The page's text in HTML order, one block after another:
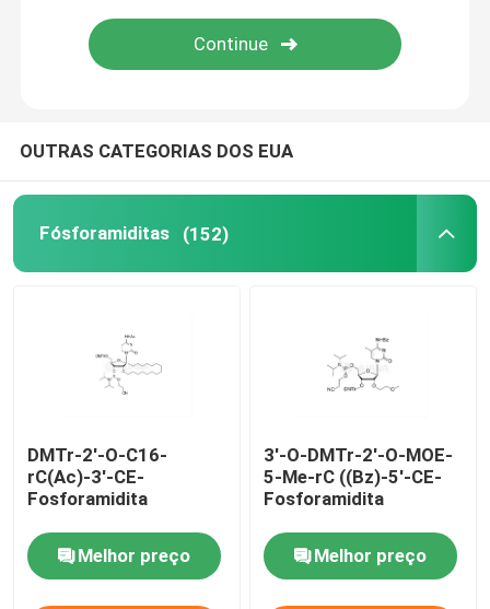
Sistema de entrega
OUTRAS CATEGORIAS DOS EUA
Fósforamiditas (152)
DMTr-2'-O-C16-
rC(Ac)-3'-CE-
Fosforamidita
Melhor preço
3'-O-DMTr-2'-O-MOE-
5-Me-rC ((Bz)-5'-CE-
Fosforamidita
Melhor preço